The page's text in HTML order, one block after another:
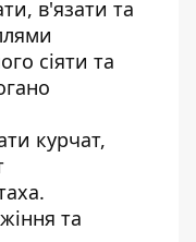
в'язати та
сіяти та
курчат,
та